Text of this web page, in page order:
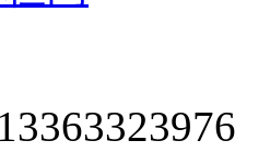
13363323976